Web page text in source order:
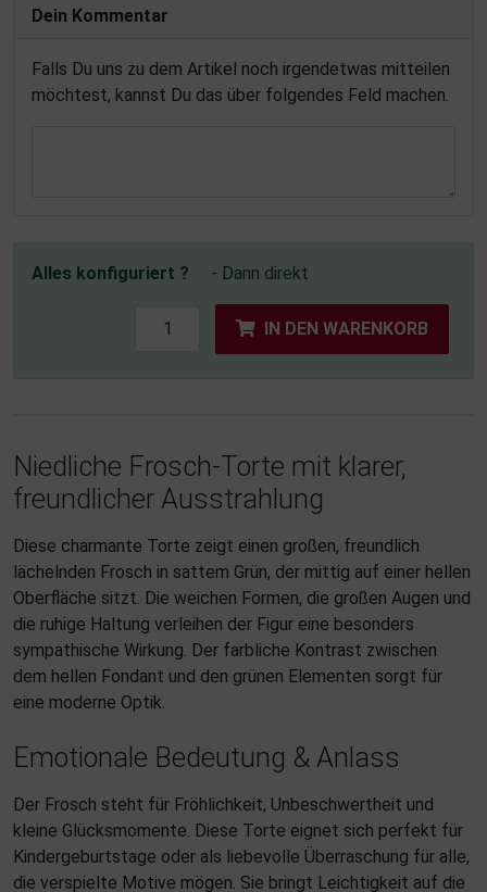
Dein Kommentar
Falls Du uns zu dem Artikel noch irgendetwas mitteilen
möchtest, kannst Du das über folgendes Feld machen.
Alles konfiguriert ? - Dann direkt
IN DEN WARENKORB
Niedliche Frosch-Torte mit klarer,
freundlicher Ausstrahlung
Diese charmante Torte zeigt einen großen, freundlich
lächelnden Frosch in sattem Grün, der mittig auf einer hellen
Oberfläche sitzt. Die weichen Formen, die großen Augen und
die ruhige Haltung verleihen der Figur eine besonders
sympathische Wirkung. Der farbliche Kontrast zwischen
dem hellen Fondant und den grünen Elementen sorgt für
eine moderne Optik.
Emotionale Bedeutung & Anlass
Der Frosch steht für Fröhlichkeit, Unbeschwertheit und
kleine Glücksmomente. Diese Torte eignet sich perfekt für
Kindergeburtstage oder als liebevolle Überraschung für alle,
die verspielte Motive mögen. Sie bringt Leichtigkeit auf die